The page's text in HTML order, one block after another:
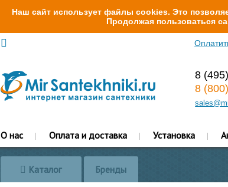
Наш сайт использует файлы cookies. Это
Продолжая пользоваться
8
8
О нас Оплата и доставка Установка
Каталог Бренды